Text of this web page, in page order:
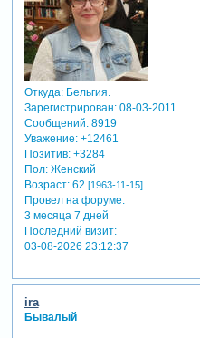
Откуда:Бельгия.
Зарегистрирован: 08-03-2011
Сообщений:8919
Уважение: +12461
Позитив: +3284
Пол:Женский
Возраст:62 [1963-11-15]
Провел на форуме:
3 месяца 7 дней
Последний визит:
03-08-2026 23:12:37
ira
Бывалый